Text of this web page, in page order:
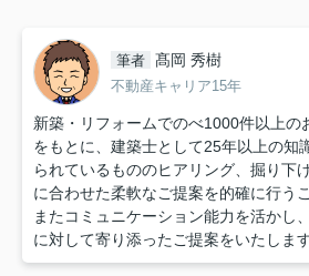
筆者 髙岡 秀樹
不動産キャリア15年
新築・リフォームでのべ1000件以上の
をもとに、建築士として25年以上の知
られているもののヒアリング、掘り下
に合わせた柔軟なご提案を的確に行う
またコミュニケーション能力を活かし
に対して寄り添ったご提案をいたしま